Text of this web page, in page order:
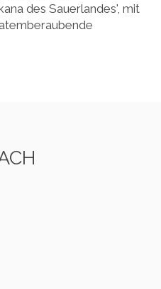
des Sauerlandes', mit